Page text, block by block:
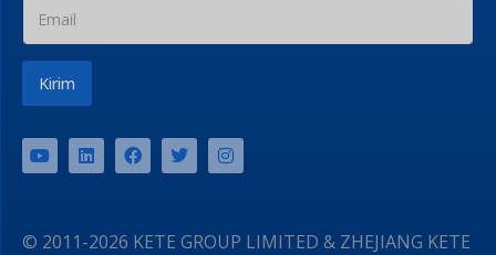
Kirim
© 2011-2026 KETE GROUP LIMITED & ZHEJIANG KETE